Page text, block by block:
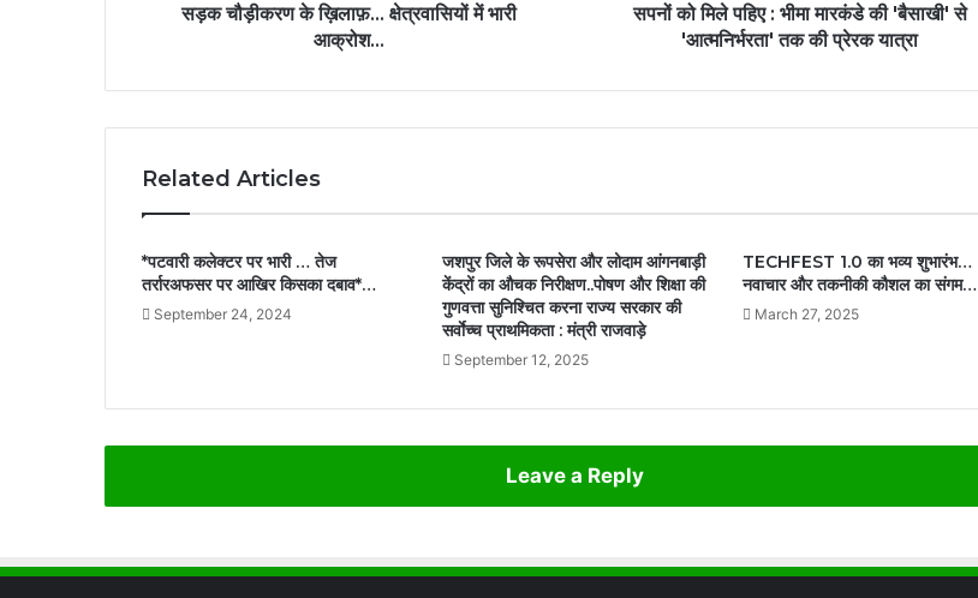
सड़क चौड़ीकरण के ख़िलाफ़… क्षेत्रवासियों में भारी
आक्रोश…
सपनों को मिले पहिए : भीमा मारकंडे की 'बैसाखी' से
'आत्मनिर्भरता' तक की प्रेरक यात्रा
Related Articles
*पटवारी कलेक्टर पर भारी … तेज
तर्रारअफसर पर आखिर किसका दबाव*…
September 24, 2024
जशपुर जिले के रूपसेरा और लोदाम आंगनबाड़ी
केंद्रों का औचक निरीक्षण..पोषण और शिक्षा की
गुणवत्ता सुनिश्चित करना राज्य सरकार की
सर्वाेच्च प्राथमिकता : मंत्री राजवाड़े
September 12, 2025
TECHFEST 1.0 का भव्य शुभारंभ…
नवाचार और तकनीकी कौशल का संगम…
March 27, 2025
Leave a Reply